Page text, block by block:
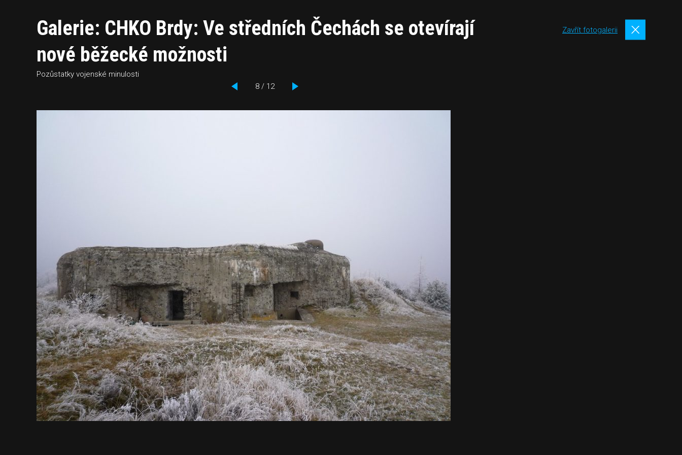
Galerie: CHKO Brdy: Ve středních Čechách se otevírají
nové běžecké možnosti
Pozůstatky vojenské minulosti
8 / 12
Zavřít fotogalerii